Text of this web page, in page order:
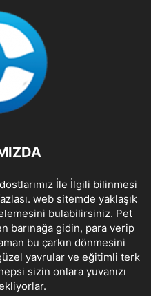
İle İlgili bilinmesi
web sitemde yaklaşık
bulabilirsiniz. Pet
barınağa gidin, para verip
bu çarkın dönmesini
yavrular ve eğitimli terk
sizin onlara yuvanızı